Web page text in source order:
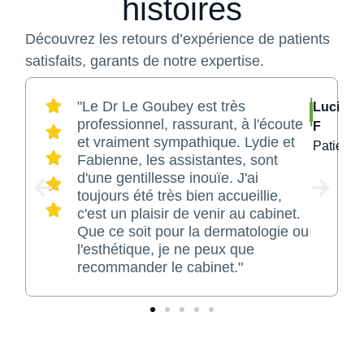
histoires
Découvrez les retours d’expérience de patients
satisfaits, garants de notre expertise.
"Le Dr Le Goubey est très
professionnel, rassurant, à l'écoute
et vraiment sympathique. Lydie et
Fabienne, les assistantes, sont
d'une gentillesse inouïe. J'ai
toujours été très bien accueillie,
c'est un plaisir de venir au cabinet.
Que ce soit pour la dermatologie ou
l'esthétique, je ne peux que
recommander le cabinet."
Lucie
F
Patiente